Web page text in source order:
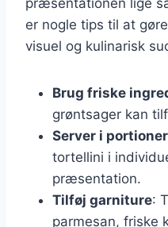
er nogle tips til at
visuel og kulinarisk
Brug friske
grøntsager kan
Server i portioner
tortellini i
præsentation.
Tilføj garniture:
parmesan, friske